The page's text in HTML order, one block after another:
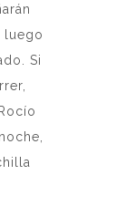
luego
Si